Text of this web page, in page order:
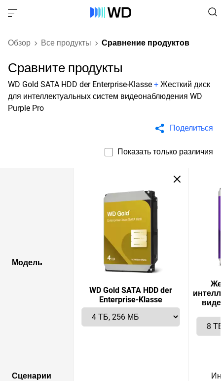
Обзор Все продукты Сравнение продуктов
Сравните продукты
WD Gold SATA HDD der Enterprise-Klasse + Жесткий диск
для интеллектуальных систем видеонаблюдения WD
Purple Pro
Поделиться
Показать только различия
Модель
WD Gold SATA HDD der
Enterprise-Klasse
Сценарии